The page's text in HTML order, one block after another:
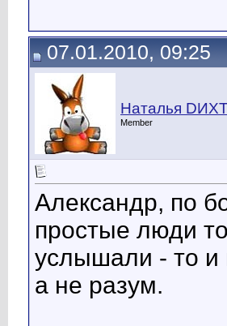
07.01.2010, 09:25
Наталья
Member
Александр, по
простые люди
услышали - то и
а не разум.